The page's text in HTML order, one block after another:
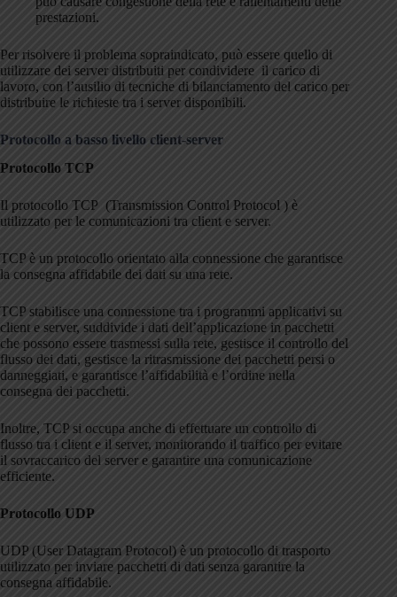
prestazioni.
Per risolvere il problema sopraindicato, può essere quello di
utilizzare dei server distribuiti per condividere il carico di
lavoro, con l’ausilio di tecniche di bilanciamento del carico per
distribuire le richieste tra i server disponibili.
Protocollo a basso livello client-server
Protocollo TCP
Il protocollo TCP (Transmission Control Protocol ) è
utilizzato per le comunicazioni tra client e server.
TCP è un protocollo orientato alla connessione che garantisce
la consegna affidabile dei dati su una rete.
TCP stabilisce una connessione tra i programmi applicativi su
client e server, suddivide i dati dell’applicazione in pacchetti
che possono essere trasmessi sulla rete, gestisce il controllo del
flusso dei dati, gestisce la ritrasmissione dei pacchetti persi o
danneggiati, e garantisce l’affidabilità e l’ordine nella
consegna dei pacchetti.
Inoltre, TCP si occupa anche di effettuare un controllo di
flusso tra i client e il server, monitorando il traffico per evitare
il sovraccarico del server e garantire una comunicazione
efficiente.
Protocollo UDP
UDP (User Datagram Protocol) è un protocollo di trasporto
utilizzato per inviare pacchetti di dati senza garantire la
consegna affidabile.